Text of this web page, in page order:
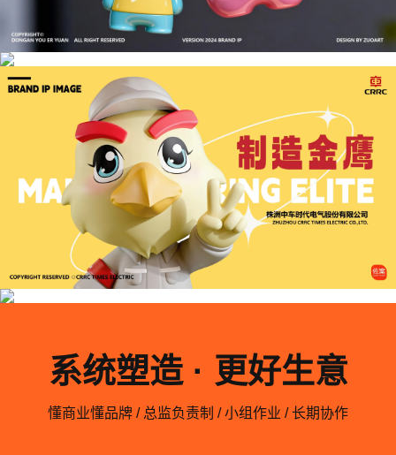
系统塑造 · 更好生意
懂商业懂品牌 / 总监负责制 / 小组作业 / 长期协作